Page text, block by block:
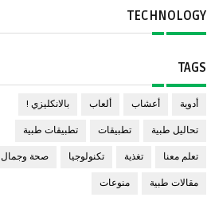
TECHNOLOGY
TAGS
أدوية أعشاب ألعاب بالانكليزي !
تحاليل طبية تطبيقات تطبيقات طبية
تعلم معنا تغذية تكنولوجيا صحة وجمال
مقالات طبية منوعات